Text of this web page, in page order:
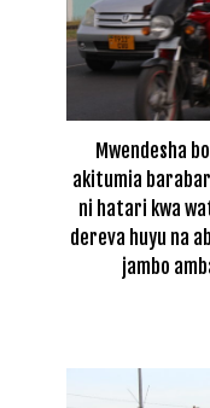
Mwendesha
akitumia
ni hatari kwa
dereva huyu na
jambo